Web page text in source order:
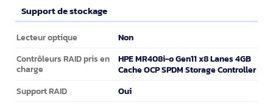
Support de stockage
Support de stockage
Lecteur optique Non
Contrôleurs RAID pris en
charge
HPE MR408i-o Gen11 x8 Lanes 4GB
Cache OCP SPDM Storage Controller
Support RAID Oui